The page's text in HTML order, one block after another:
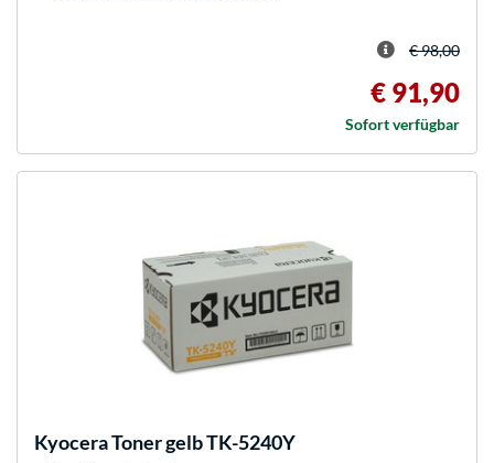
€ 98,00
€ 91,90
Sofort verfügbar
KyoceraToner gelb TK-5240Y